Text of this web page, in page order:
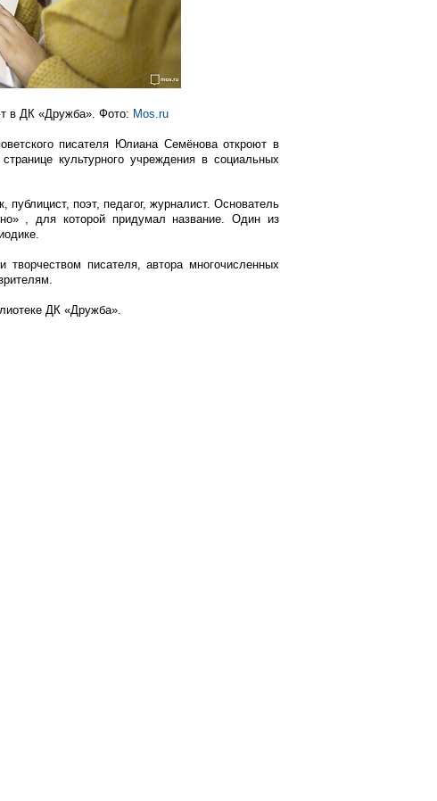
в ДК «Дружба». Фото: Mos.ru
писателя Юлиана Семёнова откроют в
культурного учреждения в социальных
поэт, педагог, журналист. Основатель
, для которой придумал название. Один из
писателя, автора многочисленных
ДК «Дружба».